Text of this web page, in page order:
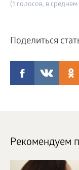
(1 голосов, в среднем
Поделиться
Рекомендуем